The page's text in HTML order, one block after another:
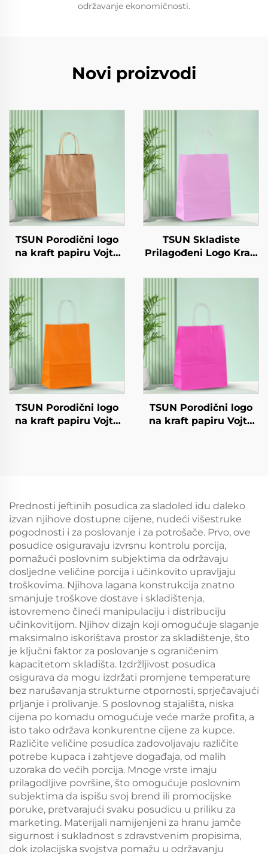
održavanje ekonomičnosti.
Novi proizvodi
TSUN Porodični logo
na kraft papiru Vojta
Nova godina/Božić
Hrana za pakiranje
Ekranisano tiskanje na
TSUN Skladiste
Prilagođeni Logo Kraft
Tiskanje Površina
Nova Godina/Božić
Odvoz HRana
Shipping Karton
TSUN Porodični logo
na kraft papiru Vojta
Štapci
TSUN Porodični logo
na kraft papiru Vojta
Štapci
Prednosti jeftinih posudica za sladoled idu daleko
izvan njihove dostupne cijene, nudeći višestruke
pogodnosti i za poslovanje i za potrošače. Prvo, ove
posudice osiguravaju izvrsnu kontrolu porcija,
pomažući poslovnim subjektima da održavaju
dosljedne veličine porcija i učinkovito upravljaju
troškovima. Njihova lagana konstrukcija znatno
smanjuje troškove dostave i skladištenja,
istovremeno čineći manipulaciju i distribuciju
učinkovitijom. Njihov dizajn koji omogućuje slaganje
maksimalno iskorištava prostor za skladištenje, što
je ključni faktor za poslovanje s ograničenim
kapacitetom skladišta. Izdržljivost posudica
osigurava da mogu izdržati promjene temperature
bez narušavanja strukturne otpornosti, sprječavajući
prljanje i prolivanje. S poslovnog stajališta, niska
cijena po komadu omogućuje veće marže profita, a
isto tako održava konkurentne cijene za kupce.
Različite veličine posudica zadovoljavaju različite
potrebe kupaca i zahtjeve događaja, od malih
uzoraka do većih porcija. Mnoge vrste imaju
prilagodljive površine, što omogućuje poslovnim
subjektima da ispišu svoj brend ili promocijske
poruke, pretvarajući svaku posudicu u priliku za
marketing. Materijali namijenjeni za hranu jamče
sigurnost i sukladnost s zdravstvenim propisima,
dok izolacijska svojstva pomažu u održavanju